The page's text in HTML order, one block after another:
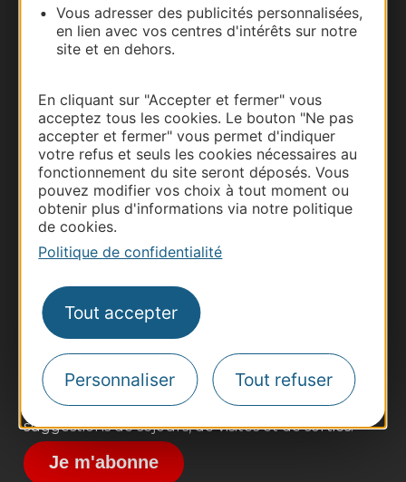
Vous adresser des publicités personnalisées,
en lien avec vos centres d'intérêts sur notre
site et en dehors.
En cliquant sur "Accepter et fermer" vous
acceptez tous les cookies. Le bouton "Ne pas
accepter et fermer" vous permet d'indiquer
votre refus et seuls les cookies nécessaires au
fonctionnement du site seront déposés. Vous
pouvez modifier vos choix à tout moment ou
obtenir plus d'informations via notre politique
de cookies.
Politique de confidentialité
Tout accepter
Personnaliser Tout refuser
Documentation
Thermalisme
Business/Mice
Pros d'Occitanie
Site presse et d'influence
Voyagistes
Destination Sport
Inscrivez-vous à la lettre d'information
Destination Occitanie pour recevoir des
suggestions de séjours, de visites et de sorties.
Je m'abonne